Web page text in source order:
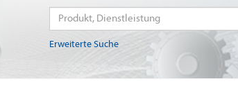
Erweiterte Suche